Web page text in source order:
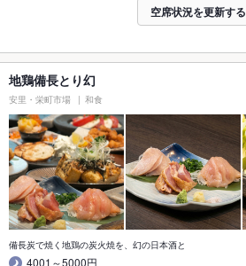
空席状況を更新する
地鶏備長とり幻
安里・栄町市場 和食
備長炭で焼く地鶏の炭火焼を、幻の日本酒と
4001～5000円